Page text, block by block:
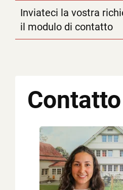
Inviateci la vostra
il modulo di contatto
Contatto